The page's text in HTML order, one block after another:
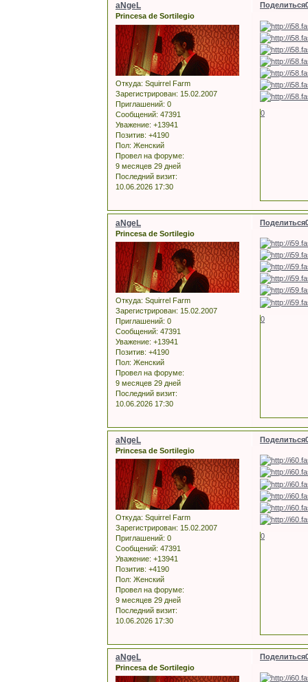
Поделиться
aNgeL
Princesa de Sortilegio
Откуда: Squirrel Farm
Зарегистрирован: 15.02.2007
Приглашений: 0
Сообщений: 47391
Уважение: +13941
Позитив: +4190
Пол: Женский
Провел на форуме:
9 месяцев 29 дней
Последний визит:
10.06.2026 17:30
0
Поделиться
aNgeL
Princesa de Sortilegio
Откуда: Squirrel Farm
Зарегистрирован: 15.02.2007
Приглашений: 0
Сообщений: 47391
Уважение: +13941
Позитив: +4190
Пол: Женский
Провел на форуме:
9 месяцев 29 дней
Последний визит:
10.06.2026 17:30
0
Поделиться
aNgeL
Princesa de Sortilegio
Откуда: Squirrel Farm
Зарегистрирован: 15.02.2007
Приглашений: 0
Сообщений: 47391
Уважение: +13941
Позитив: +4190
Пол: Женский
Провел на форуме:
9 месяцев 29 дней
Последний визит:
10.06.2026 17:30
0
Поделиться
aNgeL
Princesa de Sortilegio